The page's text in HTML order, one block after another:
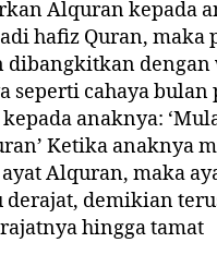
Alquran kepada
hafiz Quran, maka
dibangkitkan dengan
seperti cahaya bulan
anaknya:
Ketika anaknya
Alquran, maka
derajat, demikian
hingga tamat